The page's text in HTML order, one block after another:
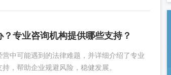
专业咨询机构提供哪些支持？
中可能遇到的法律难题，并详细介绍了专业
，帮助企业规避风险，稳健发展。